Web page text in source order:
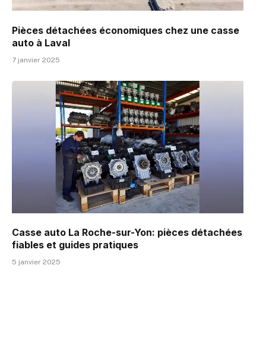
Pièces détachées économiques chez une casse
auto à Laval
7 janvier 2025
Casse auto La Roche-sur-Yon: pièces détachées
fiables et guides pratiques
5 janvier 2025